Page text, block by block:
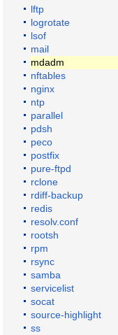
lftp
logrotate
lsof
mail
mdadm
nftables
nginx
ntp
parallel
pdsh
peco
postfix
pure-ftpd
rclone
rdiff-backup
redis
resolv.conf
rootsh
rpm
rsync
samba
servicelist
socat
source-highlight
ss